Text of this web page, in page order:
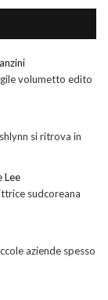
volumetto edito
si ritrova in
Lee
sudcoreana
aziende spesso